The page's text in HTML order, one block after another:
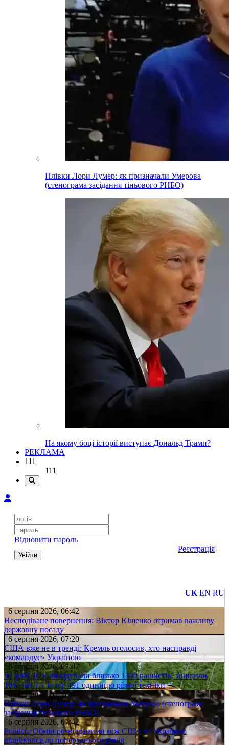
Плівки Лори Лумер: як призначали Умерова
(стенограма засідання тіньового РНБО)
На якому боці історії виступає Дональд Трамп?
РЕКЛАМА
111
111
Відновити пароль
Увійти
Реєстрація
UK EN RU
6 серпня 2026, 06:42
Несподіване повернення: Віктор Ющенко отримав важливу
державну посаду
6 серпня 2026, 07:20
США вже не в тренді: Кремль оголосив, хто насправді
«командує» Україною
6 серпня 2026, 07:07
За добу ЗСУ ліквідували близько 1330 рашистів, знищили
1811 БПЛА та ще 491 одиницю різної техніки
6 серпня 2026, 18:47
Плівки Лори Лумер: як призначали Умерова (стенограма
засідання тіньового РНБО)
6 серпня 2026, 07:42
Politico: Обмін розвідданими між США та Україною
відновився до попереднього рівня